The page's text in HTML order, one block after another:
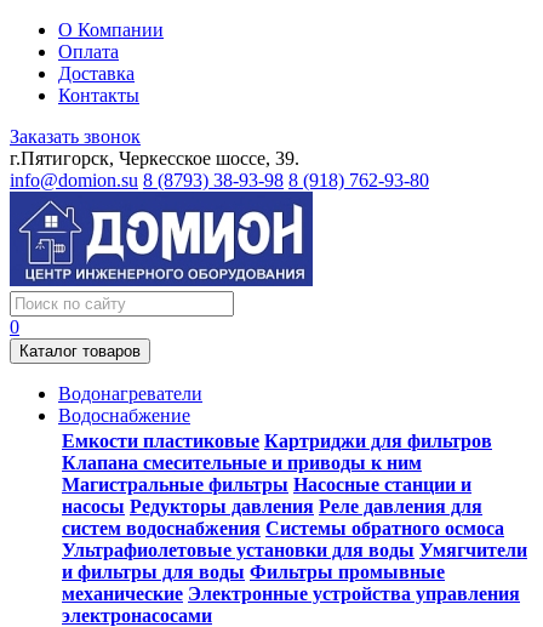
О Компании
Оплата
Доставка
Контакты
Заказать звонок
г.Пятигорск, Черкесское шоссе, 39.
info@domion.su 8 (8793) 38-93-98 8 (918) 762-93-80
0
Каталог товаров
Водонагреватели
Водоснабжение
Емкости пластиковые Картриджи для фильтров
Клапана смесительные и приводы к ним
Магистральные фильтры Насосные станции и
насосы Редукторы давления Реле давления для
систем водоснабжения Системы обратного осмоса
Ультрафиолетовые установки для воды Умягчители
и фильтры для воды Фильтры промывные
механические Электронные устройства управления
электронасосами